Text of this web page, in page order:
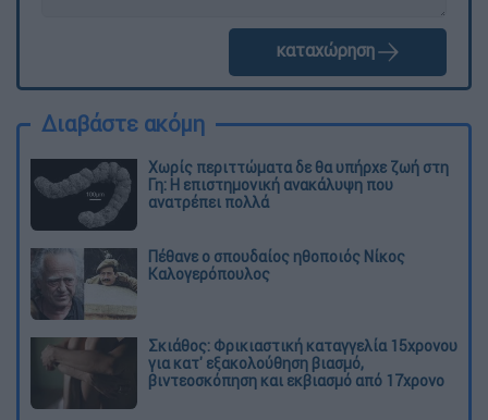
καταχώρηση
Διαβάστε ακόμη
Χωρίς περιττώματα δε θα υπήρχε ζωή στη
Γη: Η επιστημονική ανακάλυψη που
ανατρέπει πολλά
Πέθανε ο σπουδαίος ηθοποιός Νίκος
Καλογερόπουλος
Σκιάθος: Φρικιαστική καταγγελία 15χρονου
για κατ' εξακολούθηση βιασμό,
βιντεοσκόπηση και εκβιασμό από 17χρονο